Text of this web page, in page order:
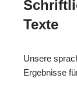
Texte
Unsere
Ergebnisse